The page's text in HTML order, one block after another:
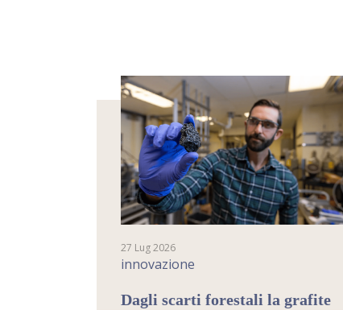
27 Lug 2026
innovazione
Dagli scarti forestali la grafite